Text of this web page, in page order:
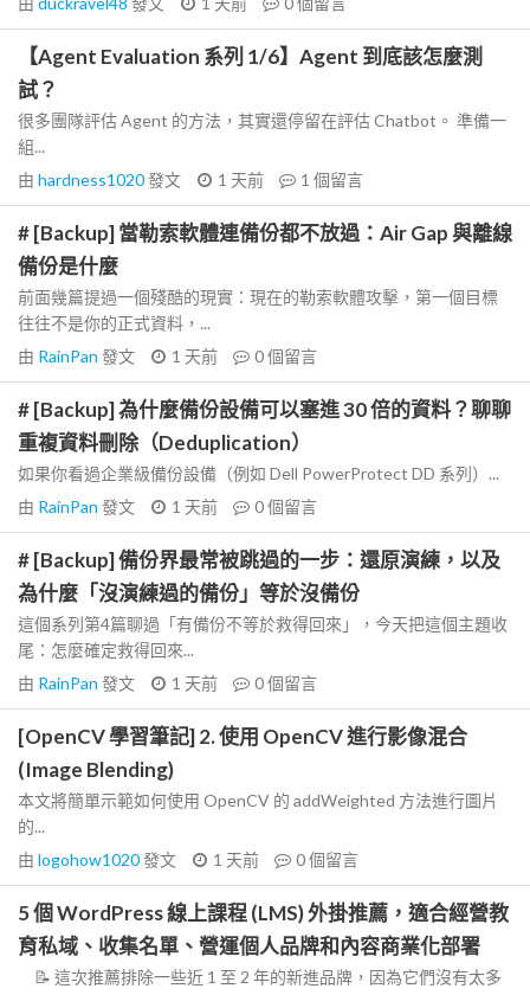
【Agent Evaluation 系列 1/6】Agent 到底該怎麼測
試？
很多團隊評估 Agent 的方法，其實還停留在評估 Chatbot。 準備一
組...
由 hardness1020發文 1 天前 1 個留言
# [Backup] 當勒索軟體連備份都不放過：Air Gap 與離線
備份是什麼
前面幾篇提過一個殘酷的現實：現在的勒索軟體攻擊，第一個目標
往往不是你的正式資料，...
由 RainPan 發文 1 天前 0個留言
# [Backup] 為什麼備份設備可以塞進 30 倍的資料？聊聊
重複資料刪除（Deduplication）
如果你看過企業級備份設備（例如 Dell PowerProtect DD 系列）...
由 RainPan 發文 1 天前 0個留言
# [Backup] 備份界最常被跳過的一步：還原演練，以及
為什麼「沒演練過的備份」等於沒備份
這個系列第4篇聊過「有備份不等於救得回來」，今天把這個主題收
尾：怎麼確定救得回來...
由 RainPan 發文 1 天前 0個留言
[OpenCV 學習筆記] 2. 使用 OpenCV 進行影像混合
(Image Blending)
本文將簡單示範如何使用 OpenCV 的 addWeighted 方法進行圖片
的...
由 logohow1020發文 1 天前 0個留言
5 個 WordPress 線上課程 (LMS) 外掛推薦，適合經營教
育私域、收集名單、營運個人品牌和內容商業化部署
📝 這次推薦排除一些近 1 至 2 年的新進品牌，因為它們沒有太多